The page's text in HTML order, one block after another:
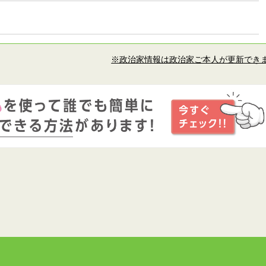
※政治家情報は政治家ご本人が更新でき